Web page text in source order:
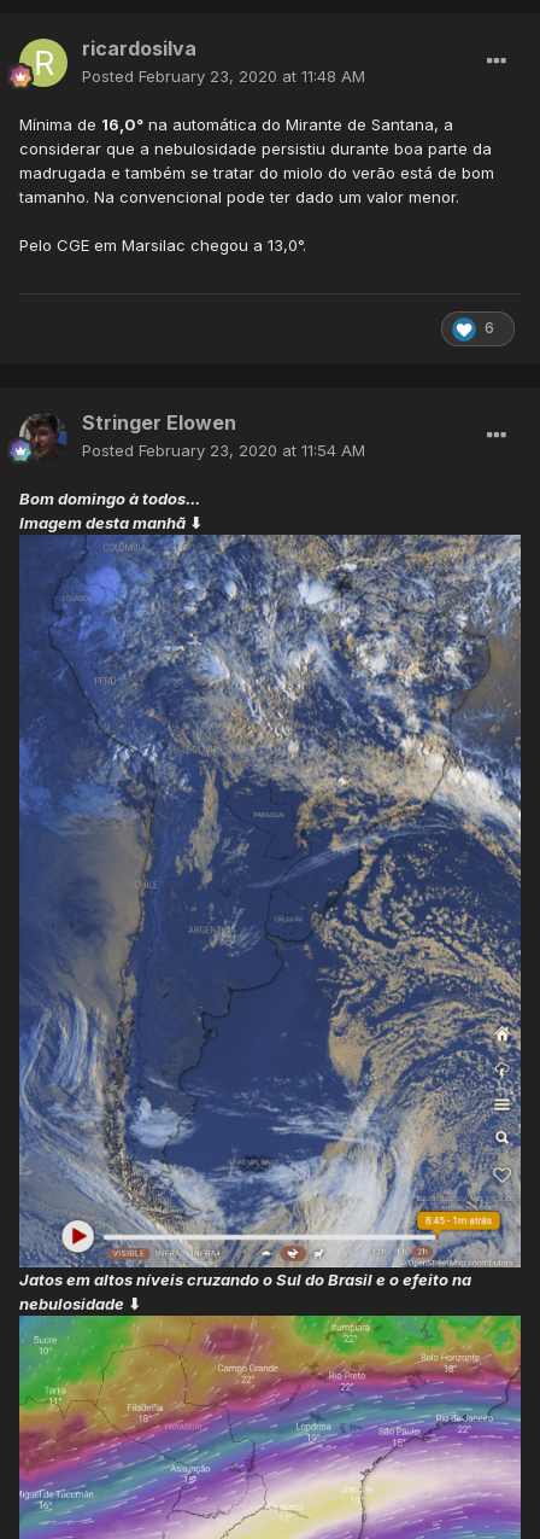
ricardosilva
Posted February 23, 2020 at 11:48 AM
Mínima de 16,0° na automática do Mirante de Santana, a
considerar que a nebulosidade persistiu durante boa parte da
madrugada e também se tratar do miolo do verão está de bom
tamanho. Na convencional pode ter dado um valor menor.
Pelo CGE em Marsilac chegou a 13,0°.
6
Stringer Elowen
Posted February 23, 2020 at 11:54 AM
Bom domingo à todos...
Imagem desta manhã ⬇
Jatos em altos níveis cruzando o Sul do Brasil e o efeito na
nebulosidade ⬇